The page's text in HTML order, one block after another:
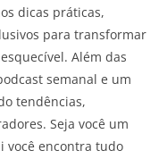
dicas práticas,
para transformar
Além das
semanal e um
tendências,
Seja você um
você encontra tudo